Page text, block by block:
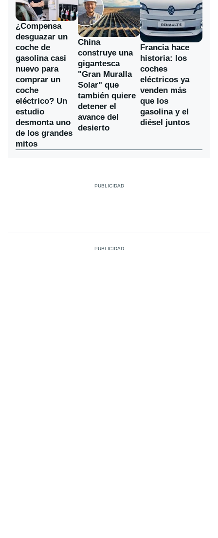
¿Compensa
desguazar un
coche de
gasolina casi
nuevo para
comprar un
coche
eléctrico? Un
estudio
desmonta uno
de los grandes
mitos
China
construye una
gigantesca
"Gran Muralla
Solar" que
también quiere
detener el
avance del
desierto
Francia hace
historia: los
coches
eléctricos ya
venden más
que los
gasolina y el
diésel juntos